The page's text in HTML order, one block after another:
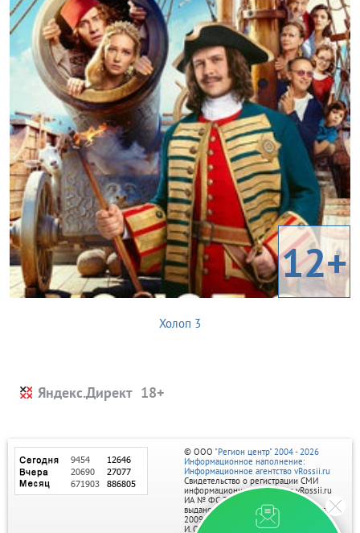
12+
Холоп 3
Яндекс.Директ
© ООО "Регион центр" 2004 - 2026
Информационное наполнение:
Информационное агентство vRossii.ru
Свидетельство о регистрации СМИ
информационного агентства vRossii.ru
ИА № ФС 77‑35502
выдано РОСКОМНАДЗОРом 04 марта
2009г.
И. О. Главного редактора Нарыков А. Н.